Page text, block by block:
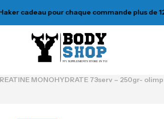
pour chaque commande plus de 120dt
N°1 SUPPLEMENTS STORE IN TUNISIA
MONOHYDRATE 73serv – 250gr-